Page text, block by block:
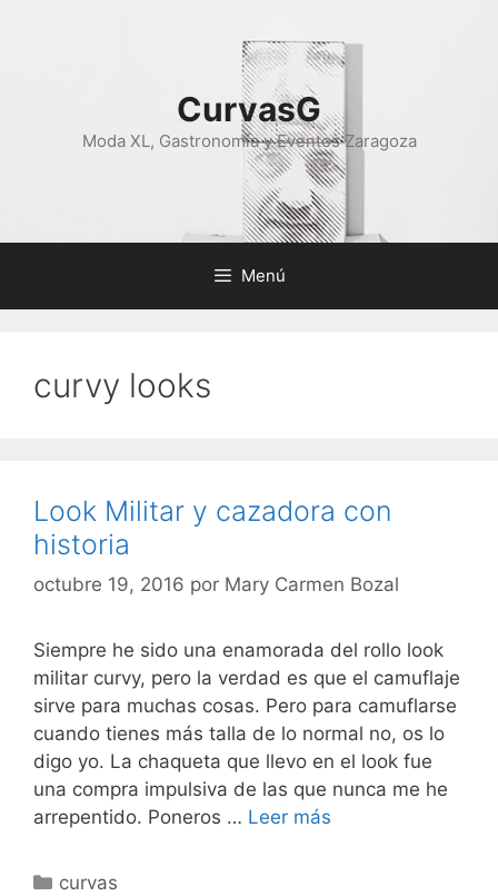
CurvasG
Moda XL, Gastronomía y Eventos Zaragoza
Menú
curvy looks
Look Militar y cazadora con
historia
octubre 19, 2016 por Mary Carmen Bozal
Siempre he sido una enamorada del rollo look
militar curvy, pero la verdad es que el camuflaje
sirve para muchas cosas. Pero para camuflarse
cuando tienes más talla de lo normal no, os lo
digo yo. La chaqueta que llevo en el look fue
una compra impulsiva de las que nunca me he
arrepentido. Poneros … Leer más
Categorías
curvas